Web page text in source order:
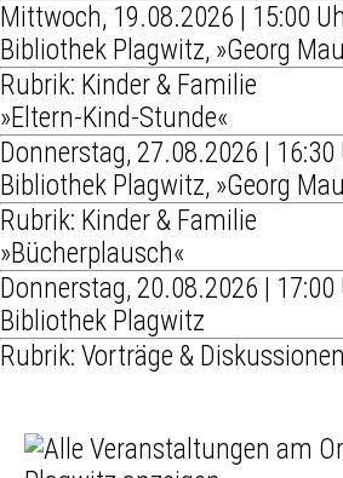
Mittwoch, 19.08.2026 | 15:00
Bibliothek Plagwitz, »Georg
Rubrik: Kinder & Familie
»Eltern-Kind-Stunde«
Donnerstag, 27.08.2026 |
Bibliothek Plagwitz, »Georg
Rubrik: Kinder & Familie
»Bücherplausch«
Donnerstag, 20.08.2026 |
Bibliothek Plagwitz
Rubrik: Vorträge & Diskussionen